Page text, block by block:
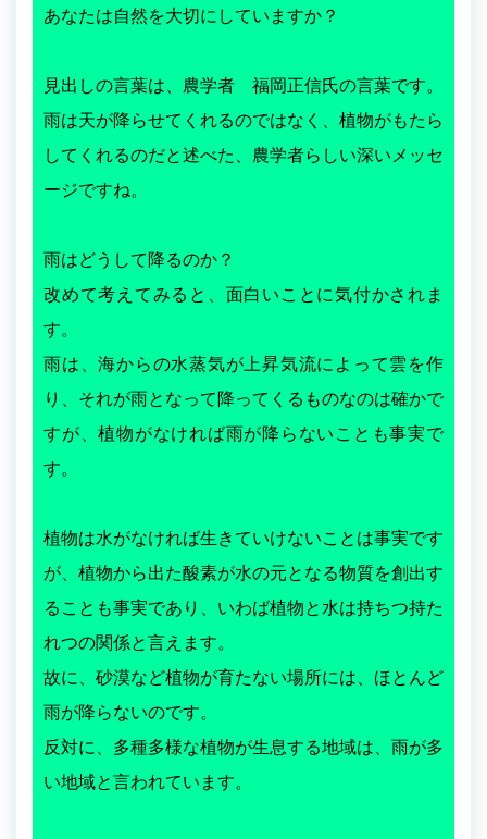
あなたは自然を大切にしていますか？
見出しの言葉は、農学者 福岡正信氏の言葉です。
雨は天が降らせてくれるのではなく、植物がもたら
してくれるのだと述べた、農学者らしい深いメッセ
ージですね。
雨はどうして降るのか？
改めて考えてみると、面白いことに気付かされま
す。
雨は、海からの水蒸気が上昇気流によって雲を作
り、それが雨となって降ってくるものなのは確かで
すが、植物がなければ雨が降らないことも事実で
す。
植物は水がなければ生きていけないことは事実です
が、植物から出た酸素が水の元となる物質を創出す
ることも事実であり、いわば植物と水は持ちつ持た
れつの関係と言えます。
故に、砂漠など植物が育たない場所には、ほとんど
雨が降らないのです。
反対に、多種多様な植物が生息する地域は、雨が多
い地域と言われています。